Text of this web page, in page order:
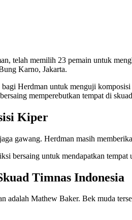
telah memilih 23 pemain untuk
Karno, Jakarta.
Herdman untuk menguji
memperebutkan tempat di
Kiper
gawang. Herdman masih
bersaing untuk mendapatkan
Timnas Indonesia
adalah Mathew Baker. Bek muda